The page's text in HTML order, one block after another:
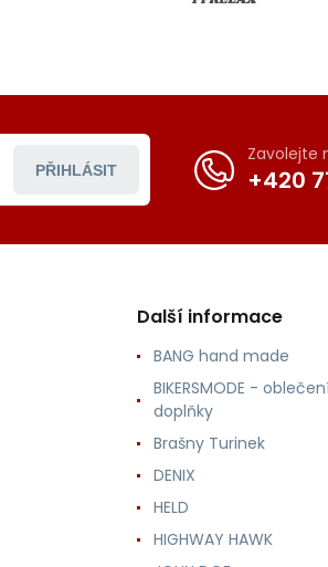
PŘIHLÁSIT
Zavolejte
+420
Další informace
BANG hand made
BIKERSMODE -
doplňky
Brašny Turinek
DENIX
HELD
HIGHWAY HAWK